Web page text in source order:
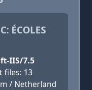
ÉCOLES
IIS/7.5
files: 13
/ Netherland